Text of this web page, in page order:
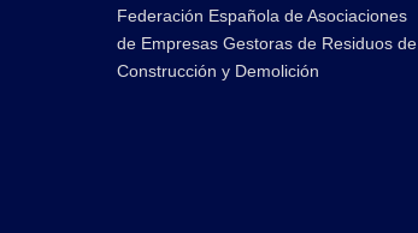
Federación Española de Asociaciones
de Empresas Gestoras de Residuos de
Construcción y Demolición